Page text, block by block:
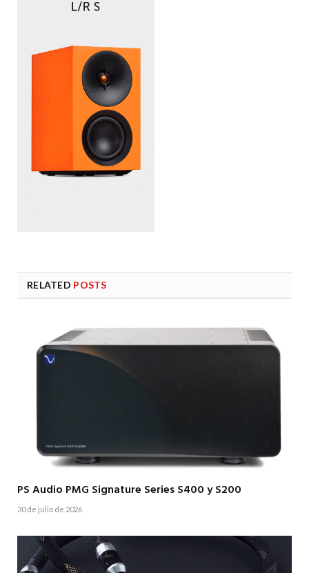
RELATED POSTS
PS Audio PMG Signature Series S400 y S200
30 de julio de 2026